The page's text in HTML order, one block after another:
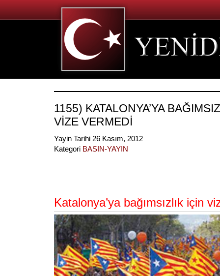
1155) KATALONYA’YA
VİZE VERMEDİ
Yayin Tarihi 26 Kasım, 2012
Kategori BASIN-YAYIN
Katalonya’ya bağımsızlık için